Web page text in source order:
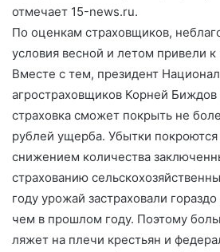
отмечает 15-news.ru.
По оценкам страховщиков,
условия весной и летом привели
Вместе с тем, президент
агростраховщиков Корней Биждов
страховка сможет покрыть не
рублей ущерба. Убытки покроются
снижением количества
страхованию
году урожай застраховали
чем в прошлом году. Поэтому
ляжет на плечи крестьян и